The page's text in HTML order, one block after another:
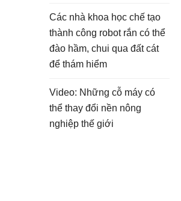
Các nhà khoa học chế tạo
thành công robot rắn có thể
đào hầm, chui qua đất cát
để thám hiểm
Video: Những cỗ máy có
thể thay đổi nền nông
nghiệp thế giới